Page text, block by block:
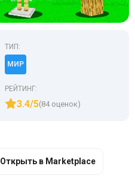
ТИП:
МИР
РЕЙТИНГ:
3.4/5(84 оценок)
Открыть в Marketplace